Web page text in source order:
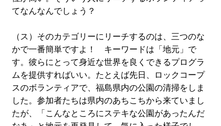
てなんなんでしょう？
（ス）そのカテゴリーにリーチするのは、三つのな
かで一番簡単ですよ！ キーワードは「地元」で
す。彼らにとって身近な世界を良くできるプログラ
ムを提供すればいい。たとえば先日、ロックコープ
スのボランティアで、福島県内の公園の清掃をしま
した。参加者たちは県内のあちこちから来ていまし
たが、「こんなところにステキな公園があったんだ